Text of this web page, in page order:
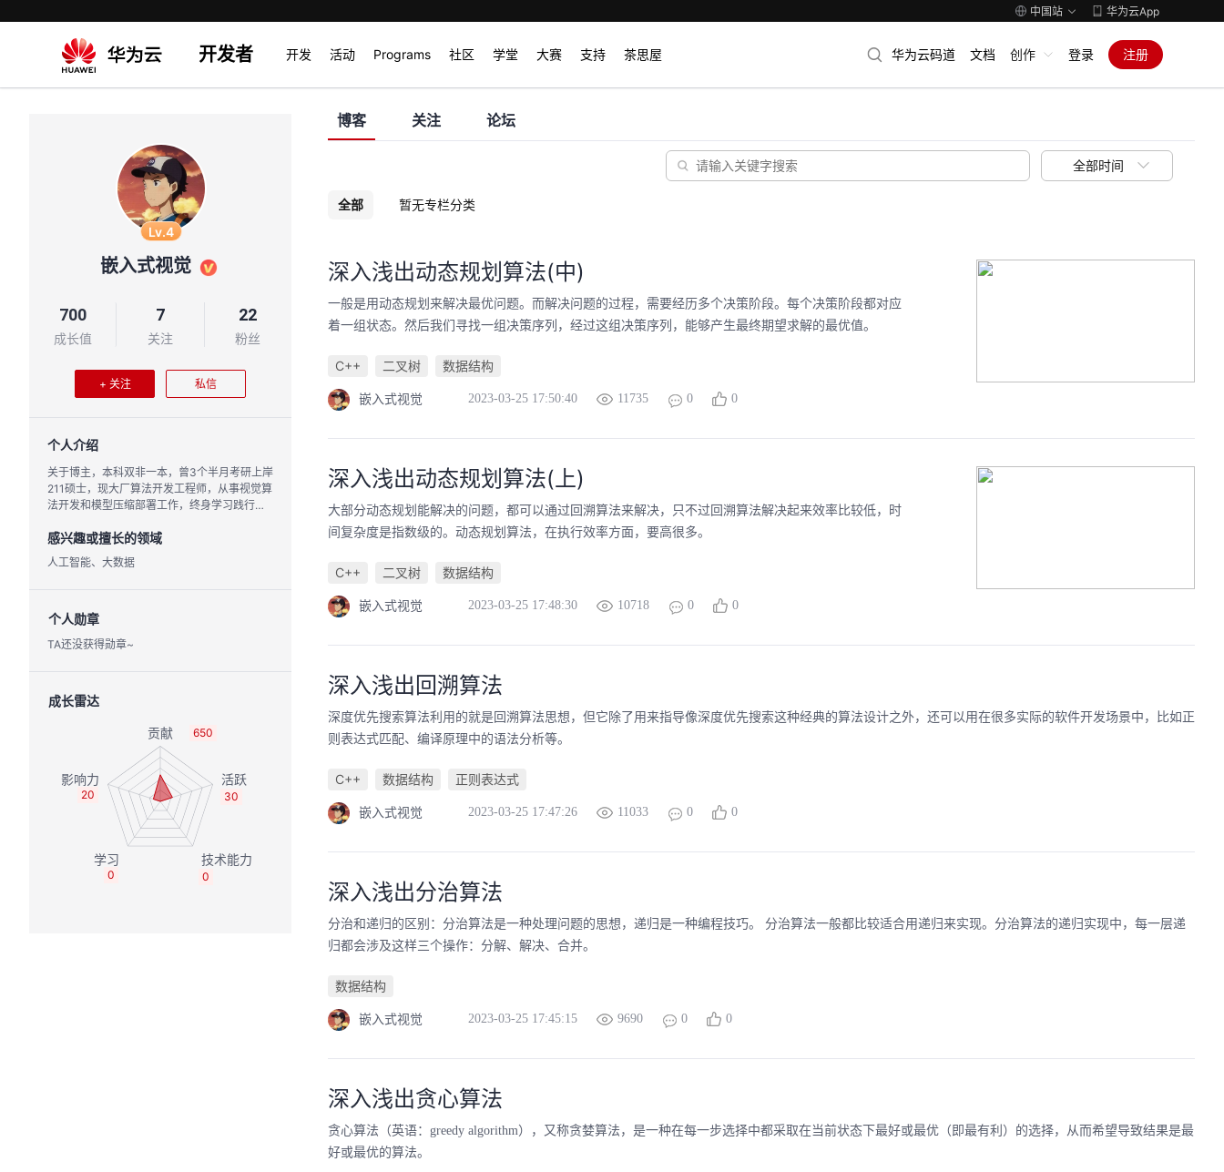
中国站 华为云App
开发者 开发 活动 Programs 社区 学堂 大赛 支持 茶思屋 华为云码道 文档 创作 登录 注册
Lv.4
嵌入式视觉
700
成长值
7
关注
22
粉丝
+ 关注 私信
个人介绍
关于博主，本科双非一本，曾3个半月考研上岸
211硕士，现大厂算法开发工程师，从事视觉算
法开发和模型压缩部署工作，终身学习践行
感兴趣或擅长的领域
人工智能、大数据
个人勋章
TA还没获得勋章~
成长雷达
650
30
0
0
20
博客 关注 论坛
全部时间
全部 暂无专栏分类
深入浅出动态规划算法(中)
一般是用动态规划来解决最优问题。而解决问题的过程，需要经历多个决策阶段。每个决策阶段都对应
着一组状态。然后我们寻找一组决策序列，经过这组决策序列，能够产生最终期望求解的最优值。
C++ 二叉树 数据结构
嵌入式视觉 2023-03-25 17:50:40 11735 0 0
深入浅出动态规划算法(上)
大部分动态规划能解决的问题，都可以通过回溯算法来解决，只不过回溯算法解决起来效率比较低，时
间复杂度是指数级的。动态规划算法，在执行效率方面，要高很多。
C++ 二叉树 数据结构
嵌入式视觉 2023-03-25 17:48:30 10718 0 0
深入浅出回溯算法
深度优先搜索算法利用的就是回溯算法思想，但它除了用来指导像深度优先搜索这种经典的算法设计之外，还可以用在很多实际的软件开发场景中，比如正
则表达式匹配、编译原理中的语法分析等。
C++ 数据结构 正则表达式
嵌入式视觉 2023-03-25 17:47:26 11033 0 0
深入浅出分治算法
分治和递归的区别：分治算法是一种处理问题的思想，递归是一种编程技巧。 分治算法一般都比较适合用递归来实现。分治算法的递归实现中，每一层递
归都会涉及这样三个操作：分解、解决、合并。
数据结构
嵌入式视觉 2023-03-25 17:45:15 9690 0 0
深入浅出贪心算法
贪心算法（英语：greedy algorithm），又称贪婪算法，是一种在每一步选择中都采取在当前状态下最好或最优（即最有利）的选择，从而希望导致结果是最
好或最优的算法。